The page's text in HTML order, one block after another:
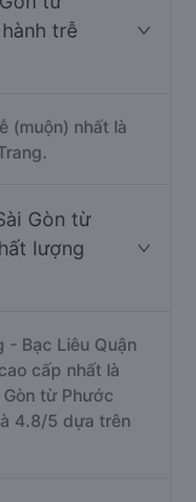
trễ
(muộn) nhất là
Gòn từ
lượng
- Bạc Liêu Quận
cấp nhất là
từ Phước
4.8/5 dựa trên